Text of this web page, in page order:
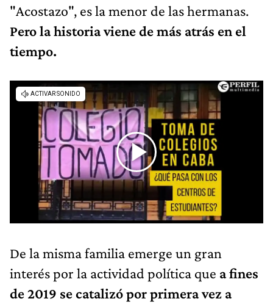
"Acostazo", es la menor de las hermanas.
Pero la historia viene de más atrás en el
tiempo.
De la misma familia emerge un gran
interés por la actividad política que a fines
de 2019 se catalizó por primera vez a